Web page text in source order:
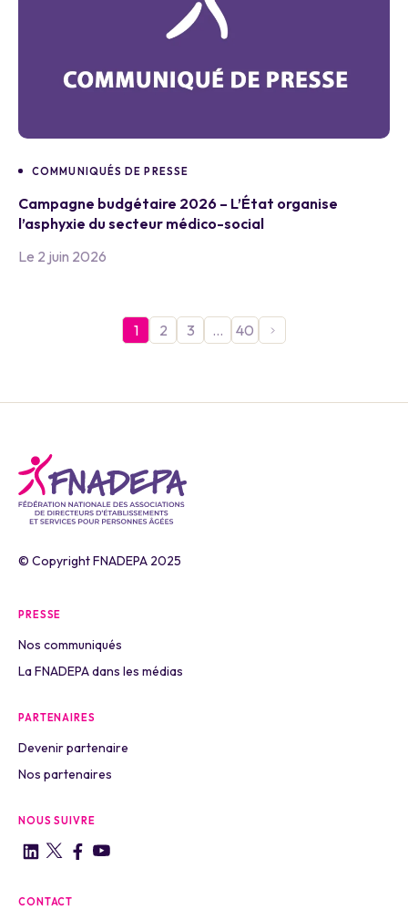
COMMUNIQUÉS DE PRESSE
Campagne budgétaire 2026 – L’État organise
l’asphyxie du secteur médico-social
Le 2 juin 2026
1 2 3 … 40
© Copyright FNADEPA 2025
PRESSE
Nos communiqués
La FNADEPA dans les médias
PARTENAIRES
Devenir partenaire
Nos partenaires
NOUS SUIVRE
CONTACT